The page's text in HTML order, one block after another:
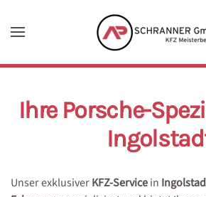
Zum Hauptinhalt springen
Ihre Porsche-
Unser exklusiverKFZ-Servicein